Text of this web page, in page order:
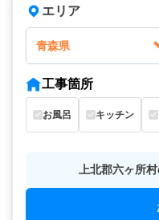
エリア
青森県
工事箇所
お風呂 キッチン
上北郡六ヶ所村